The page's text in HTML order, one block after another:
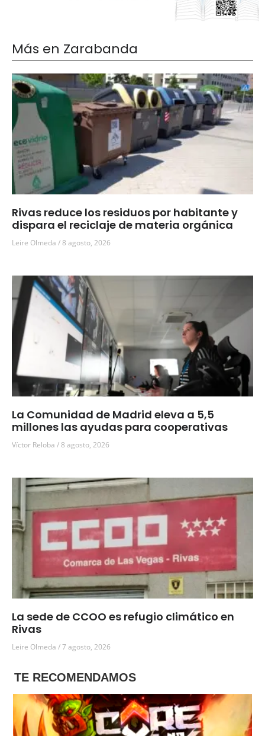
Más en Zarabanda
Rivas reduce los residuos por habitante y
dispara el reciclaje de materia orgánica
Leire Olmeda 8 agosto, 2026
La Comunidad de Madrid eleva a 5,5
millones las ayudas para cooperativas
Víctor Reloba 8 agosto, 2026
La sede de CCOO es refugio climático en
Rivas
Leire Olmeda 7 agosto, 2026
TE RECOMENDAMOS